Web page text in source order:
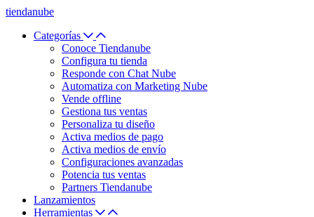
tiendanube
Categorías
Conoce Tiendanube
Configura tu tienda
Responde con Chat Nube
Automatiza con Marketing Nube
Vende offline
Gestiona tus ventas
Personaliza tu diseño
Activa medios de pago
Activa medios de envío
Configuraciones avanzadas
Potencia tus ventas
Partners Tiendanube
Lanzamientos
Herramientas